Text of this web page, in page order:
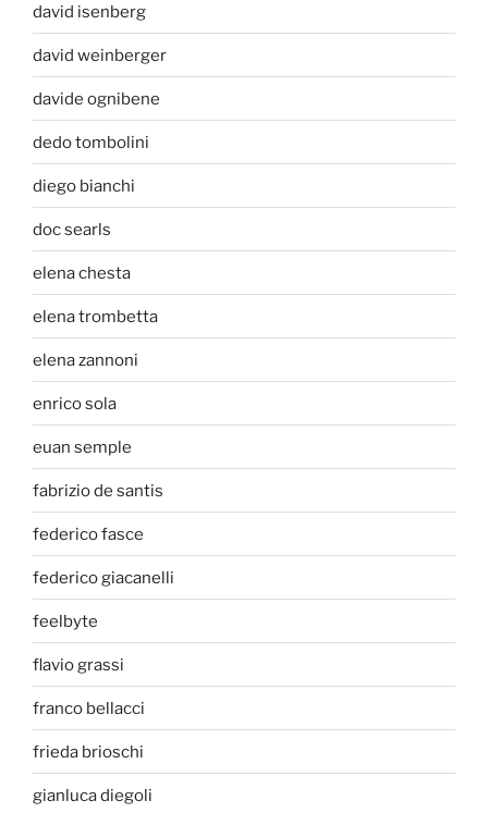
david isenberg
david weinberger
davide ognibene
dedo tombolini
diego bianchi
doc searls
elena chesta
elena trombetta
elena zannoni
enrico sola
euan semple
fabrizio de santis
federico fasce
federico giacanelli
feelbyte
flavio grassi
franco bellacci
frieda brioschi
gianluca diegoli